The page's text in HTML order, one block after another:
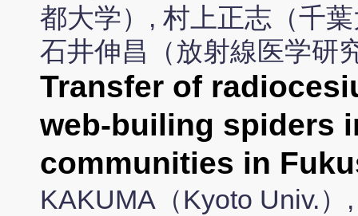
都大学）, 村上正志（千
石井伸昌（放射線医学研
Transfer of
web-builing spiders
communities in
KAKUMA（Kyoto Univ.